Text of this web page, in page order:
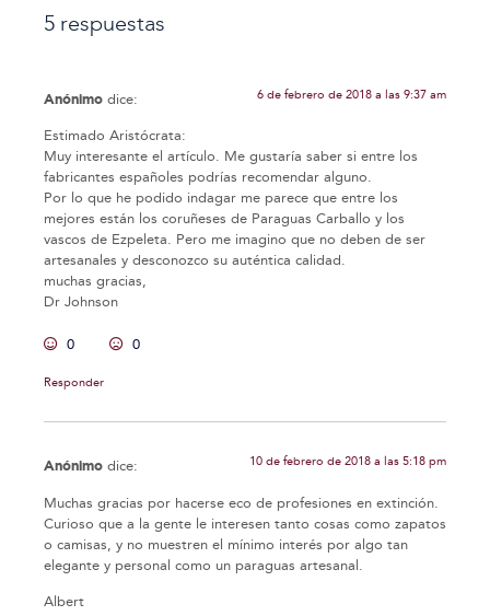
5 respuestas
Anónimo dice: 6 de febrero de 2018 a las 9:37 am
Estimado Aristócrata:
Muy interesante el artículo. Me gustaría saber si entre los
fabricantes españoles podrías recomendar alguno.
Por lo que he podido indagar me parece que entre los
mejores están los coruñeses de Paraguas Carballo y los
vascos de Ezpeleta. Pero me imagino que no deben de ser
artesanales y desconozco su auténtica calidad.
muchas gracias,
Dr Johnson
0 0
Responder
Anónimo dice: 10 de febrero de 2018 a las 5:18 pm
Muchas gracias por hacerse eco de profesiones en extinción.
Curioso que a la gente le interesen tanto cosas como zapatos
o camisas, y no muestren el mínimo interés por algo tan
elegante y personal como un paraguas artesanal.
Albert